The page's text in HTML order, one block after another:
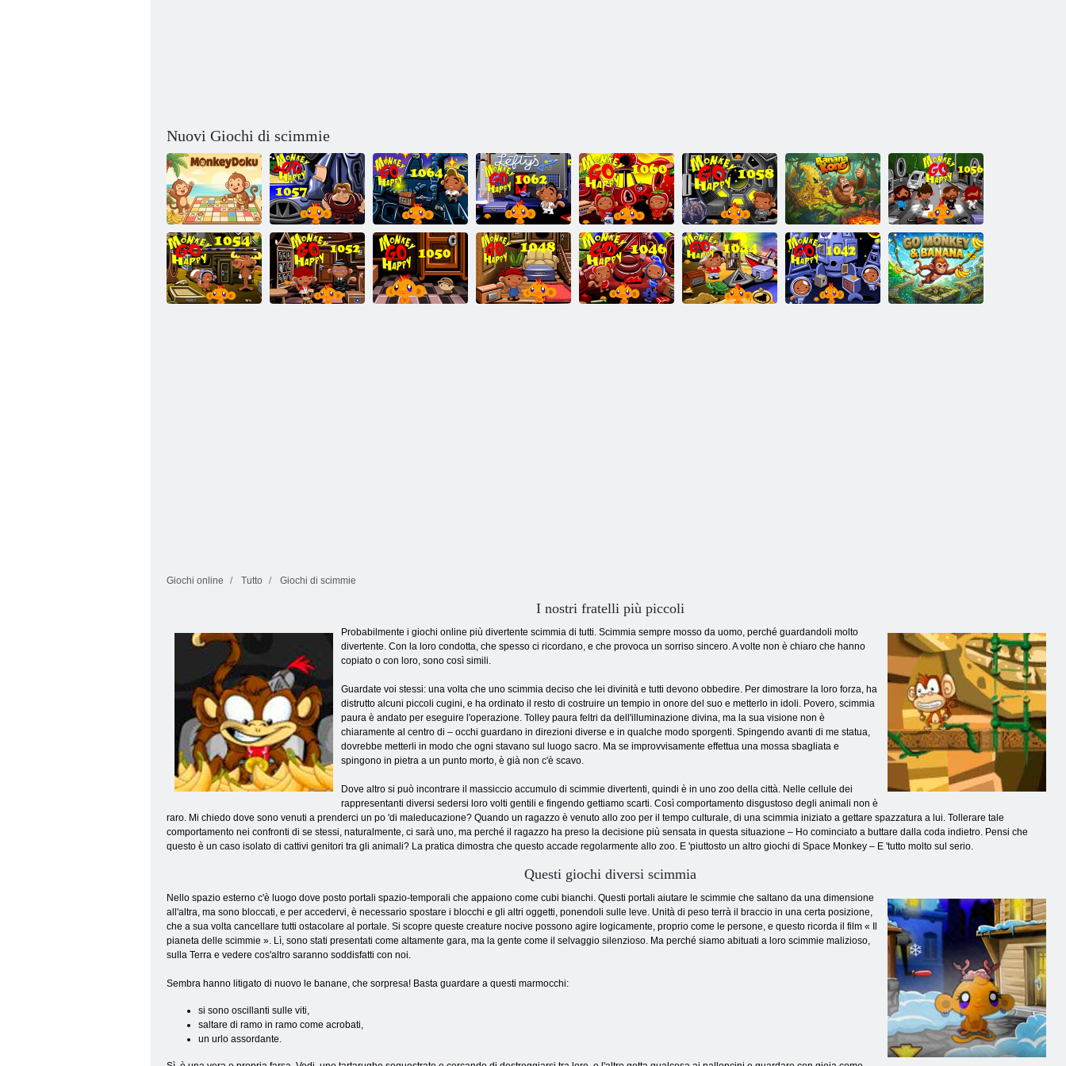
Nuovi Giochi di scimmie
MonkeyDoku
Scimmia diventa
felice, tappa
1057
Scimmia diventa
felice, tappa
1064
Scimmia diventa
felice, tappa
1062
Scimmia Go
Happy Fase
1060
Scimmia diventa
felice, tappa
1058
Banana Kong
Scimmia diventa
felice, tappa
1056
Giochi online Tutto Giochi di scimmie
I nostri fratelli più piccoli
Probabilmente i giochi online più divertente scimmia di tutti. Scimmia sempre mosso da uomo, perché guardandoli molto
divertente. Con la loro condotta, che spesso ci ricordano, e che provoca un sorriso sincero. A volte non è chiaro che hanno
copiato o con loro, sono così simili.
Guardate voi stessi: una volta che uno scimmia deciso che lei divinità e tutti devono obbedire. Per dimostrare la loro forza, ha
distrutto alcuni piccoli cugini, e ha ordinato il resto di costruire un tempio in onore del suo e metterlo in idoli. Povero, scimmia
paura è andato per eseguire l'operazione. Tolley paura feltri da dell'illuminazione divina, ma la sua visione non è
chiaramente al centro di – occhi guardano in direzioni diverse e in qualche modo sporgenti. Spingendo avanti di me statua,
dovrebbe metterli in modo che ogni stavano sul luogo sacro. Ma se improvvisamente effettua una mossa sbagliata e
spingono in pietra a un punto morto, è già non c'è scavo.
Dove altro si può incontrare il massiccio accumulo di scimmie divertenti, quindi è in uno zoo della città. Nelle cellule dei
rappresentanti diversi sedersi loro volti gentili e fingendo gettiamo scarti. Così comportamento disgustoso degli animali non è
raro. Mi chiedo dove sono venuti a prenderci un po 'di maleducazione? Quando un ragazzo è venuto allo zoo per il tempo culturale, di una scimmia iniziato a gettare spazzatura a lui. Tollerare tale
comportamento nei confronti di se stessi, naturalmente, ci sarà uno, ma perché il ragazzo ha preso la decisione più sensata in questa situazione – Ho cominciato a buttare dalla coda indietro. Pensi che
questo è un caso isolato di cattivi genitori tra gli animali? La pratica dimostra che questo accade regolarmente allo zoo. E 'piuttosto un altro giochi di Space Monkey – E 'tutto molto sul serio.
Questi giochi diversi scimmia
Nello spazio esterno c'è luogo dove posto portali spazio-temporali che appaiono come cubi bianchi. Questi portali aiutare le scimmie che saltano da una dimensione
all'altra, ma sono bloccati, e per accedervi, è necessario spostare i blocchi e gli altri oggetti, ponendoli sulle leve. Unità di peso terrà il braccio in una certa posizione,
che a sua volta cancellare tutti ostacolare al portale. Si scopre queste creature nocive possono agire logicamente, proprio come le persone, e questo ricorda il film « Il
pianeta delle scimmie ». Lì, sono stati presentati come altamente gara, ma la gente come il selvaggio silenzioso. Ma perché siamo abituati a loro scimmie malizioso,
sulla Terra e vedere cos'altro saranno soddisfatti con noi.
Sembra hanno litigato di nuovo le banane, che sorpresa! Basta guardare a questi marmocchi:
si sono oscillanti sulle viti,
saltare di ramo in ramo come acrobati,
un urlo assordante.